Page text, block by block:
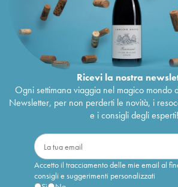
Ricevi la nostra
Ogni settimana viaggia nel magico mondo
Newsletter, per non perderti le novità, i
e i consigli degli esperti!
Accetto il tracciamento delle mie email al
consigli e suggerimenti personalizzati